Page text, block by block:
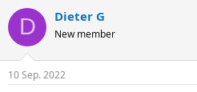
k
i
e
D Dieter G
New member
10 Sep. 2022